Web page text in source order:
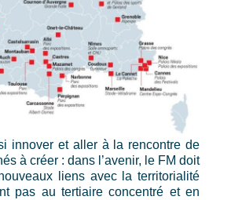
innover et aller à la rencontre de
à créer : dans l’avenir, le FM doit
liens avec la territorialité
pas au tertiaire concentré et en